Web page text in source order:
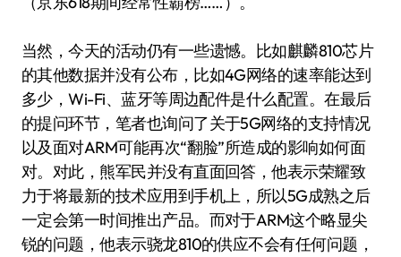
当然，今天的活动仍有一些遗憾。比如麒麟810芯片
的其他数据并没有公布，比如4G网络的速率能达到
多少，Wi-Fi、蓝牙等周边配件是什么配置。在最后
的提问环节，笔者也询问了关于5G网络的支持情况
以及面对ARM可能再次“翻脸”所造成的影响如何面
对。对此，熊军民并没有直面回答，他表示荣耀致
力于将最新的技术应用到手机上，所以5G成熟之后
一定会第一时间推出产品。而对于ARM这个略显尖
锐的问题，他表示骁龙810的供应不会有任何问题，